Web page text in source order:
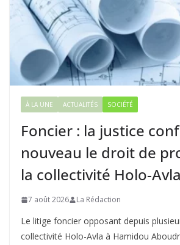
À LA UNE ACTUALITÉS SOCIÉTÉ
Foncier : la justice
nouveau le droit de
la collectivité Holo-Avla
7 août 2026 La Rédaction
Le litige foncier opposant depuis
collectivité Holo-Avla à Hamidou